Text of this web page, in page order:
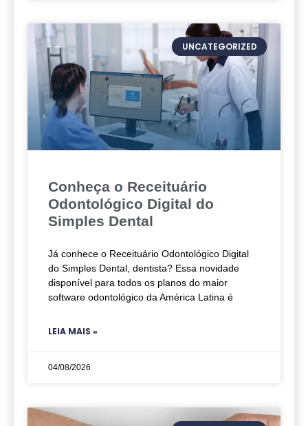
UNCATEGORIZED
Conheça o Receituário
Odontológico Digital do
Simples Dental
Já conhece o Receituário Odontológico Digital
do Simples Dental, dentista? Essa novidade
disponível para todos os planos do maior
software odontológico da América Latina é
LEIA MAIS »
04/08/2026